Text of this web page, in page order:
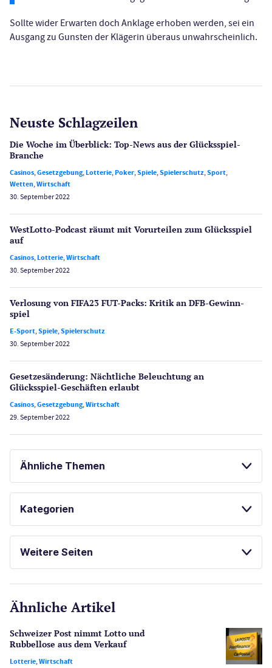
Sollte wider Erwarten doch Anklage erhoben werden, sei ein
Ausgang zu Gunsten der Klägerin überaus unwahrscheinlich.
Neuste Schlagzeilen
Die Woche im Überblick: Top-News aus der Glücksspiel-
Branche
Casinos,Gesetzgebung,Lotterie,Poker,Spiele,Spielerschutz,Sport,
Wetten,Wirtschaft
30. September 2022
WestLotto-Podcast räumt mit Vorurteilen zum Glücksspiel
auf
Casinos,Lotterie,Wirtschaft
30. September 2022
Verlosung von FIFA23 FUT-Packs: Kritik an DFB-Gewinn­
spiel
E-Sport,Spiele,Spielerschutz
30. September 2022
Gesetzes­änderung: Nächtliche Beleuch­tung an
Glücksspiel-Geschäften erlaubt
Casinos,Gesetzgebung,Wirtschaft
29. September 2022
Ähnliche Themen
KENO SPIELEN
Kategorien
Gesetzgebung
Lotterie
Weitere Seiten
CasinoOnline.de
Ähnliche Artikel
Schweizer Post nimmt Lotto und
Rubbellose aus dem Verkauf
Lotterie,Wirtschaft